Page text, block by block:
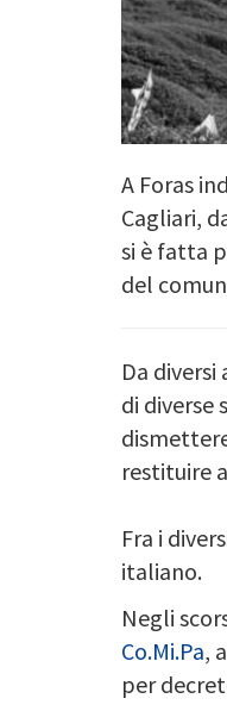
A Foras
Cagliari,
si è fatta
del
Da
di diverse
restituire
Fra i
italiano.
Negli
Co.Mi.Pa,
per